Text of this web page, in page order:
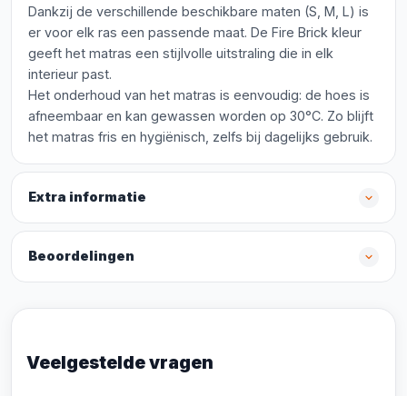
Dankzij de verschillende beschikbare maten (S, M, L) is
er voor elk ras een passende maat. De Fire Brick kleur
geeft het matras een stijlvolle uitstraling die in elk
interieur past.
Het onderhoud van het matras is eenvoudig: de hoes is
afneembaar en kan gewassen worden op 30°C. Zo blijft
het matras fris en hygiënisch, zelfs bij dagelijks gebruik.
Extra informatie
Beoordelingen
Veelgestelde vragen